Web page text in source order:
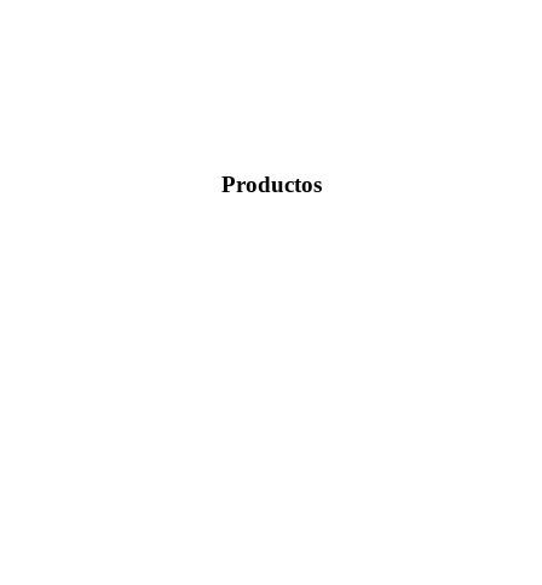
Productos